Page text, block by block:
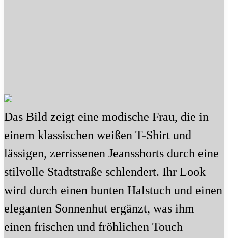
Das Bild zeigt eine modische Frau, die in
einem klassischen weißen T-Shirt und
lässigen, zerrissenen Jeansshorts durch eine
stilvolle Stadtstraße schlendert. Ihr Look
wird durch einen bunten Halstuch und einen
eleganten Sonnenhut ergänzt, was ihm
einen frischen und fröhlichen Touch